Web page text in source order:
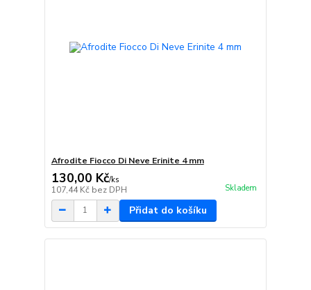
Afrodite Fiocco Di Neve Erinite 4 mm
130,00 Kč/ks
107,44 Kč bez DPH Skladem
Přidat do košíku